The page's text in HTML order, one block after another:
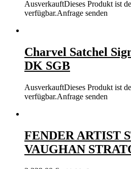
AusverkauftDieses Produkt ist
verfügbar.Anfrage senden
Charvel Satchel
DK SGB
AusverkauftDieses Produkt ist
verfügbar.Anfrage senden
FENDER ARTIST
VAUGHAN